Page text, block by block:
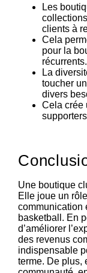
Les
clients à
Cela
pour la
récurrents.
La
toucher
divers
Cela crée
Une boutique
Elle joue un
communication
basketball. En
d’améliorer
des revenus
indispensable
terme. De plus,